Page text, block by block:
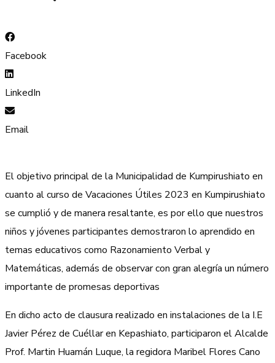
Facebook
LinkedIn
Email
El objetivo principal de la Municipalidad de Kumpirushiato en
cuanto al curso de Vacaciones Útiles 2023 en Kumpirushiato
se cumplió y de manera resaltante, es por ello que nuestros
niños y jóvenes participantes demostraron lo aprendido en
temas educativos como Razonamiento Verbal y
Matemáticas, además de observar con gran alegría un número
importante de promesas deportivas
En dicho acto de clausura realizado en instalaciones de la I.E
Javier Pérez de Cuéllar en Kepashiato, participaron el Alcalde
Prof. Martin Huamán Luque, la regidora Maribel Flores Cano